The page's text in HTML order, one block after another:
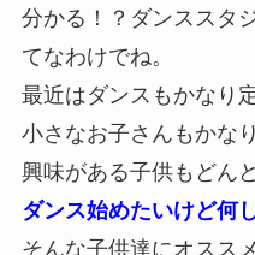
分かる！？ダンススタ
てなわけでね。
最近はダンスもかなり
小さなお子さんもかな
興味がある子供もどん
ダンス始めたいけど何
そんな子供達にオスス